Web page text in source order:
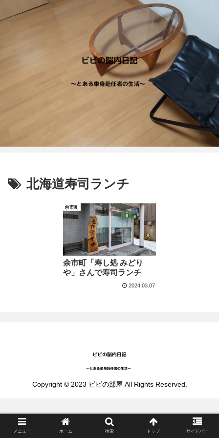
北海道寿司ランチ
余市町
余市町「寿し処 みどり
や」さんで寿司ランチ
2024.03.07
Copyright © 2023 ビビの部屋 All Rights Reserved.
メニュー ホーム 検索 トップ サイドバー